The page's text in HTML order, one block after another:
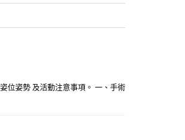
位姿勢 及活動注意事項。 一、手術